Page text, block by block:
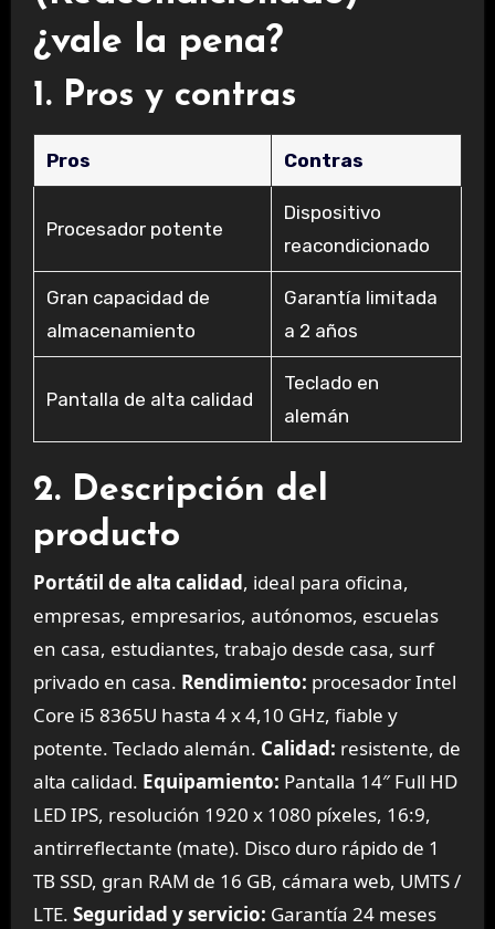
¿vale la pena?
1. Pros y contras
Pros Contras
Procesador potente
Dispositivo
reacondicionado
Gran capacidad de
almacenamiento
Garantía limitada
a 2 años
Pantalla de alta calidad
Teclado en
alemán
2. Descripción del
producto
Portátil de alta calidad, ideal para oficina,
empresas, empresarios, autónomos, escuelas
en casa, estudiantes, trabajo desde casa, surf
privado en casa. Rendimiento: procesador Intel
Core i5 8365U hasta 4 x 4,10 GHz, fiable y
potente. Teclado alemán. Calidad: resistente, de
alta calidad. Equipamiento: Pantalla 14″ Full HD
LED IPS, resolución 1920 x 1080 píxeles, 16:9,
antirreflectante (mate). Disco duro rápido de 1
TB SSD, gran RAM de 16 GB, cámara web, UMTS /
LTE. Seguridad y servicio: Garantía 24 meses